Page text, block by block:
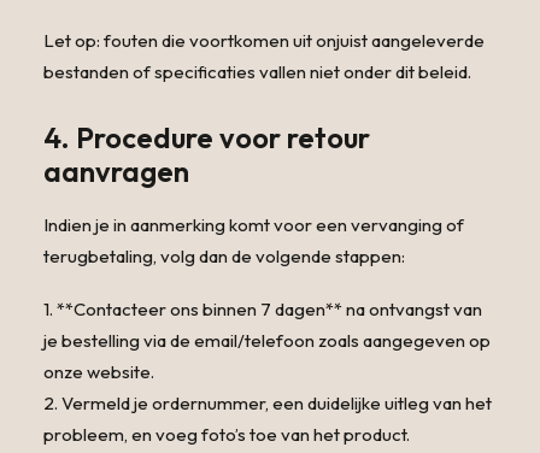
Let op: fouten die voortkomen uit onjuist aangeleverde
bestanden of specificaties vallen niet onder dit beleid.
4. Procedure voor retour
aanvragen
Indien je in aanmerking komt voor een vervanging of
terugbetaling, volg dan de volgende stappen:
1. **Contacteer ons binnen 7 dagen** na ontvangst van
je bestelling via de email/telefoon zoals aangegeven op
onze website.
2. Vermeld je ordernummer, een duidelijke uitleg van het
probleem, en voeg foto’s toe van het product.